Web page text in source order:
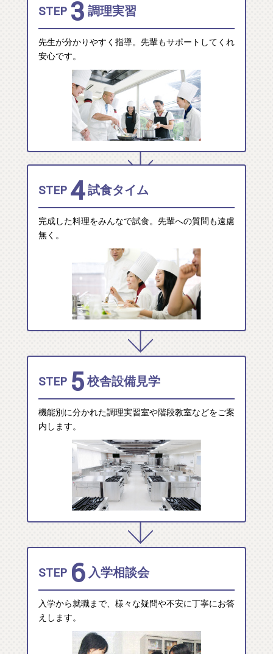
STEP 3 調理実習
先生が分かりやすく指導。先輩もサポートしてくれ
安心です。
STEP 4 試食タイム
完成した料理をみんなで試食。先輩への質問も遠慮
無く。
STEP 5 校舎設備見学
機能別に分かれた調理実習室や階段教室などをご案
内します。
STEP 6 入学相談会
入学から就職まで、様々な疑問や不安に丁寧にお答
えします。